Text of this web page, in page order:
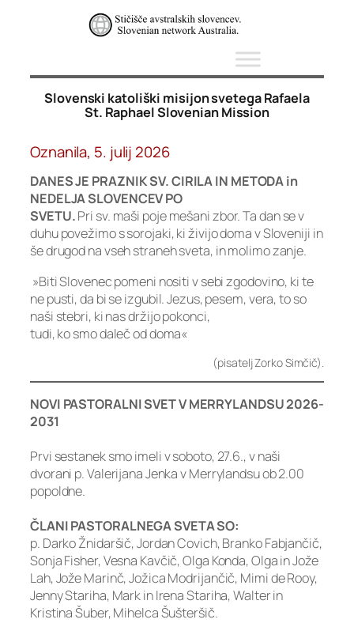
Slovenski katoliški misijon svetega Rafaela
St. Raphael Slovenian Mission
Oznanila, 5. julij 2026
DANES JE PRAZNIK SV. CIRILA IN METODA in
NEDELJA SLOVENCEV PO
SVETU.Pri sv. maši poje mešani zbor. Ta dan se v
duhu povežimo s sorojaki, ki živijo doma v Sloveniji in
še drugod na vseh straneh sveta, in molimo zanje.
»Biti Slovenec pomeni nositi v sebi zgodovino, ki te
ne pusti, da bi se izgubil. Jezus, pesem, vera, to so
naši stebri, ki nas držijo pokonci,
tudi, ko smo daleč od doma«
(pisatelj Zorko Simčič).
NOVI PASTORALNI SVET V MERRYLANDSU 2026-
2031
Prvi sestanek smo imeli v soboto, 27.6., v naši
dvorani p. Valerijana Jenka v Merrylandsu ob 2.00
popoldne.
ČLANI PASTORALNEGA SVETA SO:
p. Darko Žnidaršič, Jordan Covich, Branko Fabjančič,
Sonja Fisher, Vesna Kavčič, Olga Konda, Olga in Jože
Lah, Jože Marinč, Jožica Modrijančič, Mimi de Rooy,
Jenny Stariha, Mark in Irena Stariha, Walter in
Kristina Šuber, Mihelca Šušteršič.